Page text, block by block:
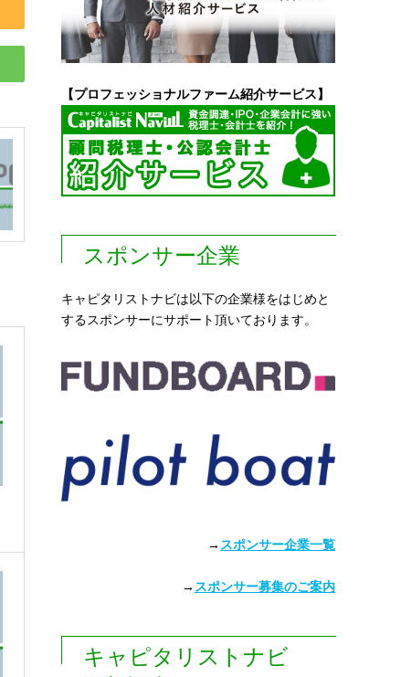
【プロフェッショナルファーム紹介サービス】
スポンサー企業
キャピタリストナビは以下の企業様をはじめと
するスポンサーにサポート頂いております。
→ スポンサー企業一覧
→ スポンサー募集のご案内
キャピタリストナビ